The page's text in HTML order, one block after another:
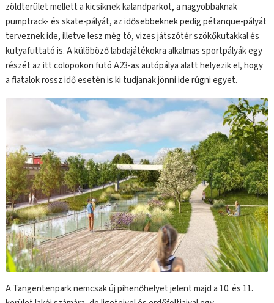
zöldterület mellett a kicsiknek kalandparkot, a nagyobbaknak
pumptrack- és skate-pályát, az idősebbeknek pedig pétanque-pályát
terveznek ide, illetve lesz még tó, vizes játszótér szökőkutakkal és
kutyafuttató is. A külöböző labdajátékokra alkalmas sportpályák egy
részét az itt cölöpökön futó A23-as autópálya alatt helyezik el, hogy
a fiatalok rossz idő esetén is ki tudjanak jönni ide rúgni egyet.
A Tangentenpark nemcsak új pihenőhelyet jelent majd a 10. és 11.